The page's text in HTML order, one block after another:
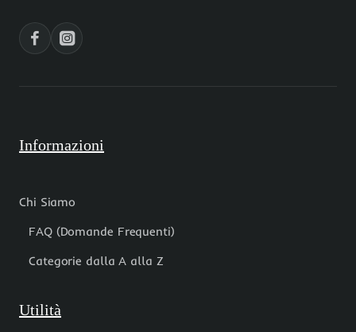
Informazioni
Chi Siamo
FAQ (Domande Frequenti)
Categorie dalla A alla Z
Utilità